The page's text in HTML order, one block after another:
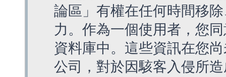
論區」有權在任何時間移
力。作為一個使用者，您
資料庫中。這些資訊在您
公司，對於因駭客入侵所